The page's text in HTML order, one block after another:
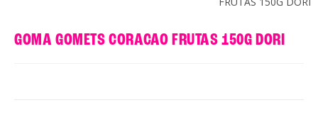
GOMA GOMETS CORACAO FRUTAS 150G DORI